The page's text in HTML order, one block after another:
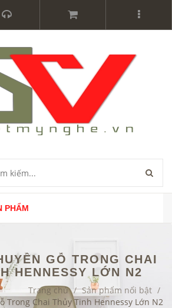
PHẨM
GỖ TRONG CHAI
HENNESSY LỚN N2
Trang chủ / Sản phẩm nổi bật /
Trong Chai Thủy Tinh Hennessy Lớn N2